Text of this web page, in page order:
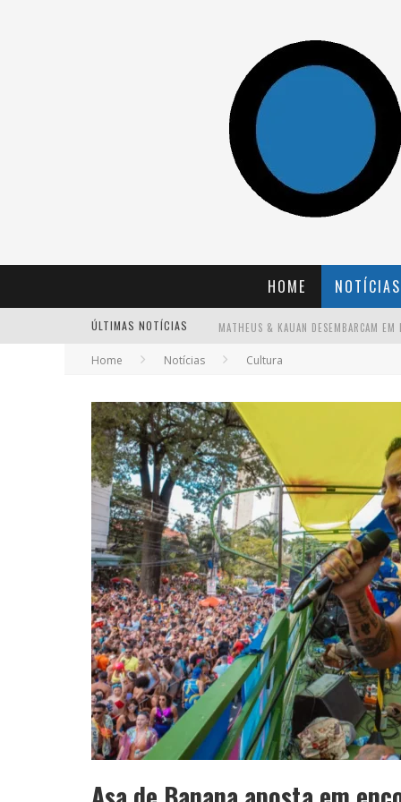
HOME NOTÍCIAS
ÚLTIMAS NOTÍCIAS
APÓS SAIR DA KONDZILLA, DJ DANNY
Home Notícias Cultura